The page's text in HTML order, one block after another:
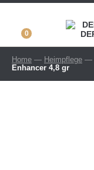
0
Home — Heimpflege —
Enhancer 4,8 gr